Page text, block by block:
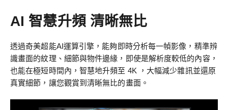
AI 智慧升頻 清晰無比
透過奇美超能AI運算引擎，能夠即時分析每一幀影像，精準辨
識畫面的紋理、細節與物件邊緣，即使是解析度較低的內容，
也能在極短時間內，智慧地升頻至 4K ，大幅減少雜訊並還原
真實細節，讓您觀賞到清晰無比的畫面。